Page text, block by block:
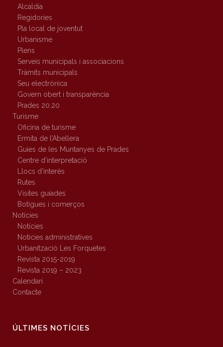
Alcaldia
Regidories
Pla local de joventut
Urbanisme
Plens
Serveis municipals i associacions
Tràmits municipals
Seu electrònica
Govern obert i transparència
Prades 20.20
Turisme
Oficina de turisme
Ermita de l’Abellera
Guies de les Muntanyes de Prades
Centre d’interpretació
Llocs d’interès
Rutes
Visites guiades
Botigues i comerços
Notícies
Notícies
Notícies administratives
Urbanització Les Forquetes
Revista 2015-2019
Revista 2019 – 2023
Calendari
Contacte
ÚLTIMES NOTÍCIES